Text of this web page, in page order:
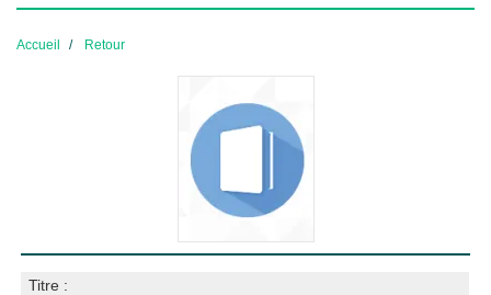
Accueil Retour
Titre :